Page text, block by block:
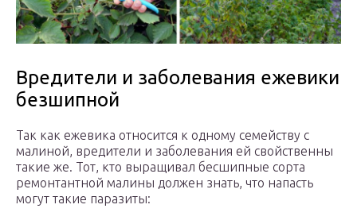
Вредители и заболевания ежевики
безшипной
Так как ежевика относится к одному семейству с
малиной, вредители и заболевания ей свойственны
такие же. Тот, кто выращивал бесшипные сорта
ремонтантной малины должен знать, что напасть
могут такие паразиты: